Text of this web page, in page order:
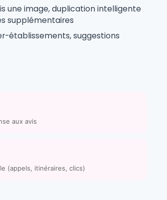
une image, duplication intelligente
supplémentaires
établissements, suggestions
aux avis
(appels, itinéraires, clics)